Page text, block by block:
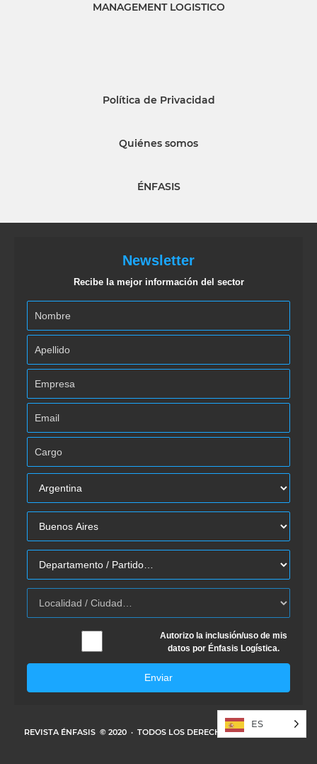
MANAGEMENT LOGISTICO
Política de Privacidad
Quiénes somos
ÉNFASIS
Newsletter
Recibe la mejor información del sector
Autorizo la inclusión/uso de mis
datos por Énfasis Logística.
Enviar
REVISTA ÉNFASIS © 2020 · TODOS LOS DERECHOS RESERVADOS
ES